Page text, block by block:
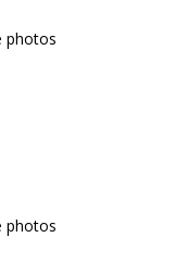
photos
photos